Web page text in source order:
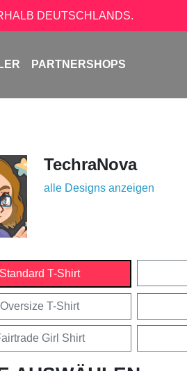
DEUTSCHLANDS.
PARTNERSHOPS
TechraNova
alle Designs anzeigen
Standard T-Shirt
Oversize T-Shirt
Girl Shirt